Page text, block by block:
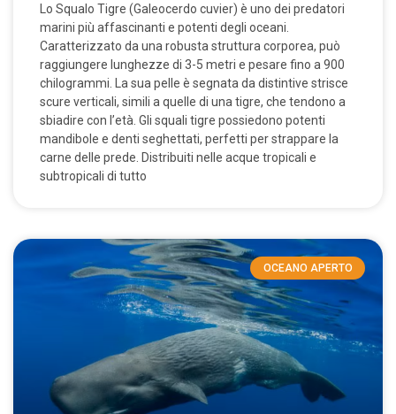
Lo Squalo Tigre (Galeocerdo cuvier) è uno dei predatori
marini più affascinanti e potenti degli oceani.
Caratterizzato da una robusta struttura corporea, può
raggiungere lunghezze di 3-5 metri e pesare fino a 900
chilogrammi. La sua pelle è segnata da distintive strisce
scure verticali, simili a quelle di una tigre, che tendono a
sbiadire con l’età. Gli squali tigre possiedono potenti
mandibole e denti seghettati, perfetti per strappare la
carne delle prede. Distribuiti nelle acque tropicali e
subtropicali di tutto
OCEANO APERTO